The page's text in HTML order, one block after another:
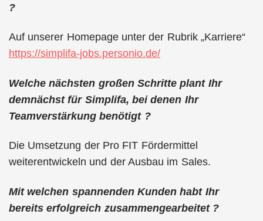
?
Auf unserer Homepage unter der Rubrik „Karriere“
https://simplifa-jobs.personio.de/
Welche nächsten großen Schritte plant Ihr
demnächst für Simplifa, bei denen Ihr
Teamverstärkung benötigt ?
Die Umsetzung der Pro FIT Fördermittel
weiterentwickeln und der Ausbau im Sales.
Mit welchen spannenden Kunden habt Ihr
bereits erfolgreich zusammengearbeitet ?